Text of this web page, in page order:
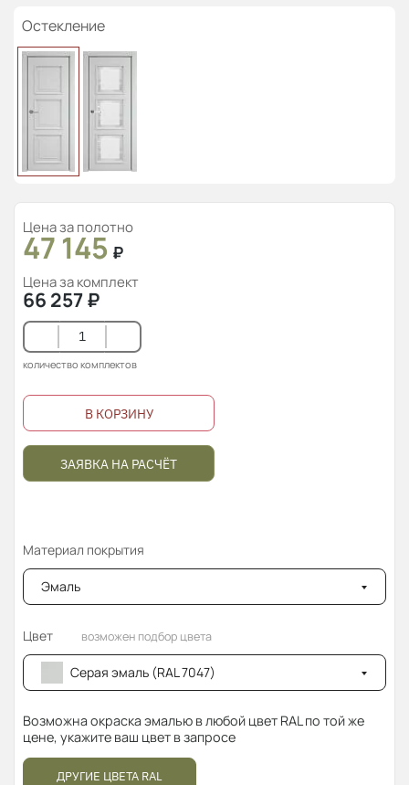
Остекление
Цена за полотно
47 145 ₽
Цена за комплект
66 257₽
количество комплектов
В КОРЗИНУ
ЗАЯВКА НА РАСЧЁТ
Материал покрытия
Эмаль
Цвет возможен подбор цвета
Серая эмаль (RAL 7047)
Возможна окраска эмалью в любой цвет RAL по той же
цене, укажите ваш цвет в запросе
ДРУГИЕ ЦВЕТА RAL